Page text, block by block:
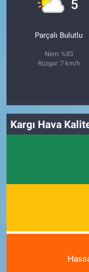
5
Parçalı Bulutlu
Nem: %83
Rüzgar: 7 km/h
Kargı Hava